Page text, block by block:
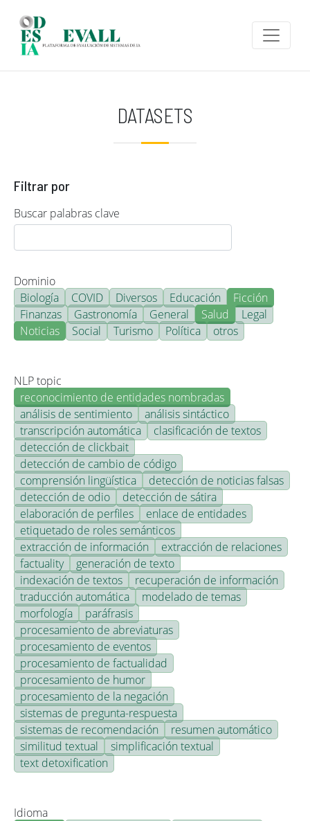
DATASETS
Filtrar por
Buscar palabras clave
Dominio
Biología
COVID Diversos Educación
Ficción
Finanzas
Gastronomía General Salud
Legal
Noticias
Social Turismo Política otros
NLP topic
reconocimiento de entidades nombradas
análisis de sentimiento
análisis sintáctico
transcripción automática
clasificación de textos
detección de clickbait
detección de cambio de código
comprensión lingüística
detección de noticias falsas
detección de odio
detección de sátira
elaboración de perfiles
enlace de entidades
etiquetado de roles semánticos
extracción de información
extracción de relaciones
factuality
generación de texto
indexación de textos
recuperación de información
traducción automática
modelado de temas
morfología
paráfrasis
procesamiento de abreviaturas
procesamiento de eventos
procesamiento de factualidad
procesamiento de humor
procesamiento de la negación
sistemas de pregunta-respuesta
sistemas de recomendación
resumen automático
similitud textual
simplificación textual
text detoxification
Idioma